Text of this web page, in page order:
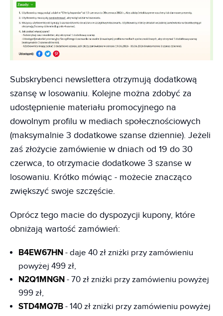
Subskrybenci newslettera otrzymują dodatkową
szansę w losowaniu. Kolejne można zdobyć za
udostępnienie materiału promocyjnego na
dowolnym profilu w mediach społecznościowych
(maksymalnie 3 dodatkowe szanse dziennie). Jeżeli
zaś złożycie zamówienie w dniach od 19 do 30
czerwca, to otrzymacie dodatkowe 3 szanse w
losowaniu. Krótko mówiąc - możecie znacząco
zwiększyć swoje szczęście.
Oprócz tego macie do dyspozycji kupony, które
obniżają wartość zamówień:
B4EW67HN - daje 40 zł zniżki przy zamówieniu
powyżej 499 zł,
N2Q1MNGN - 70 zł zniżki przy zamówieniu powyżej
999 zł,
STD4MQ7B - 140 zł zniżki przy zamówieniu powyżej